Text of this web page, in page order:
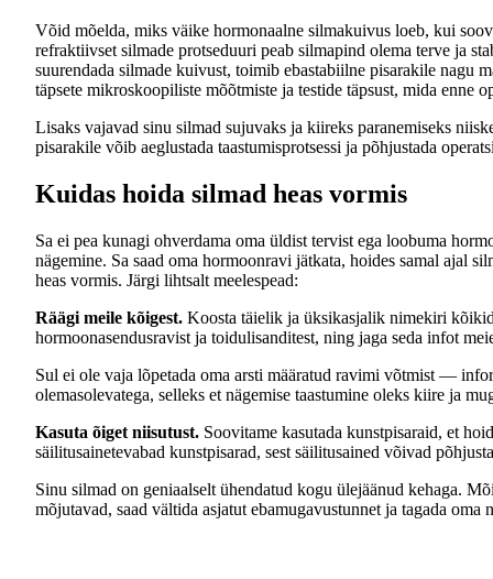
Võid mõelda, miks väike hormonaalne silmakuivus loeb, kui
refraktiivset silmade protseduuri peab silmapind olema terve ja
suurendada silmade kuivust, toimib ebastabiilne pisarakile nagu
täpsete mikroskoopiliste mõõtmiste ja testide täpsust, mida enne
Lisaks vajavad sinu silmad sujuvaks ja kiireks paranemiseks
pisarakile võib aeglustada taastumisprotsessi ja põhjustada
Kuidas hoida silmad heas vormis
Sa ei pea kunagi ohverdama oma üldist tervist ega loobuma
nägemine. Sa saad oma hormoonravi jätkata, hoides samal ajal
heas vormis. Järgi lihtsalt meelespead:
Räägi meile kõigest. Koosta täielik ja üksikasjalik nimekiri
hormoonasendusravist ja toidulisanditest, ning jaga seda infot
Sul ei ole vaja lõpetada oma arsti määratud ravimi võtmist —
olemasolevatega, selleks et nägemise taastumine oleks kiire ja
Kasuta õiget niisutust. Soovitame kasutada kunstpisaraid, et
säilitusainetevabad kunstpisarad, sest säilitusained võivad
Sinu silmad on geniaalselt ühendatud kogu ülejäänud kehaga.
mõjutavad, saad vältida asjatut ebamugavustunnet ja tagada